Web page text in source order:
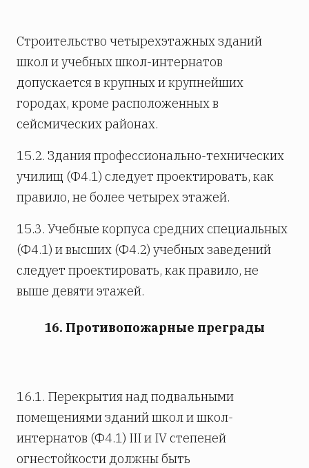
Строительство четырехэтажных зданий
школ и учебных школ-интернатов
допускается в крупных и крупнейших
городах, кроме расположенных в
сейсмических районах.
15.2. Здания профессионально-технических
училищ (Ф4.1) следует проектировать, как
правило, не более четырех этажей.
15.3. Учебные корпуса средних специальных
(Ф4.1) и высших (Ф4.2) учебных заведений
следует проектировать, как правило, не
выше девяти этажей.
16. Противопожарные преграды
16.1. Перекрытия над подвальными
помещениями зданий школ и школ-
интернатов (Ф4.1) III и IV степеней
огнестойкости должны быть